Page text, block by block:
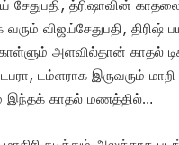
த்ரிஷாவின்
வரும் விஜய்சேதுபதி,
அளவில்தான் காதல்
டபரா, டம்ளராக இருவரும்
இந்தக் காதல் மணத்தில்…